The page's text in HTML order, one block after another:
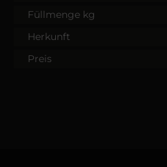
Füllmenge kg
Herkunft
Preis